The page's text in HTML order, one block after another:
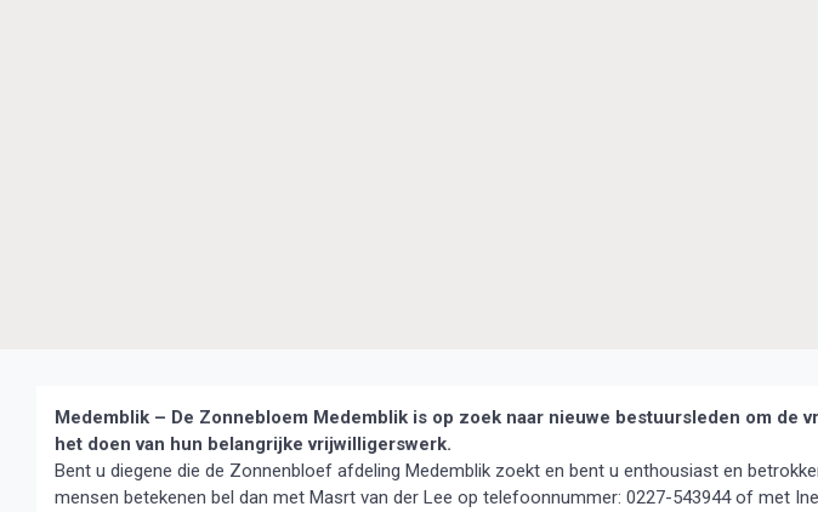
Medemblik – De Zonnebloem Medemblik is op zoek naar nieuwe bestuursleden om de
het doen van hun belangrijke vrijwilligerswerk.
Bent u diegene die de Zonnenbloef afdeling Medemblik zoekt en bent u enthousiast en
mensen betekenen bel dan met Masrt van der Lee op telefoonnummer: 0227-543944 of met